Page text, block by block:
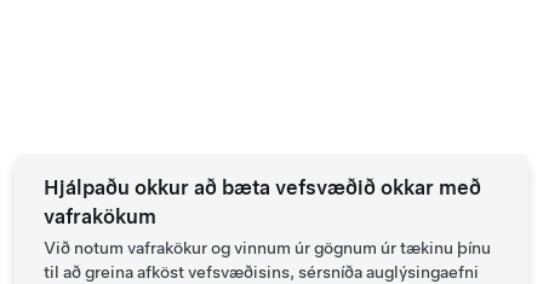
Hjálpaðu okkur að bæta vefsvæðið okkar með
vafrakökum
Við notum vafrakökur og vinnum úr gögnum úr tækinu þínu
til að greina afköst vefsvæðisins, sérsníða auglýsingaefni